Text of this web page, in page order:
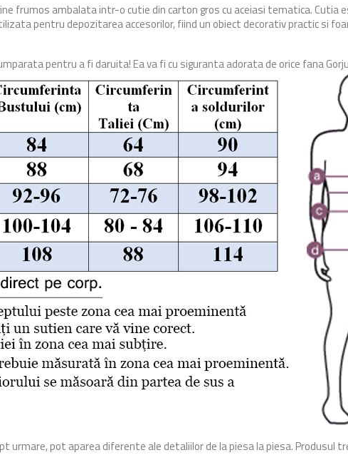
frumos ambalata intr-o cutie din carton gros cu aceiasi tematica.
pentru depozitarea accesorilor, fiind un obiect decorativ practic si
pentru a fi daruita! Ea va fi cu siguranta adorata de orice fana
urmare, pot aparea diferente ale detaliilor de la piesa la piesa. Produsul